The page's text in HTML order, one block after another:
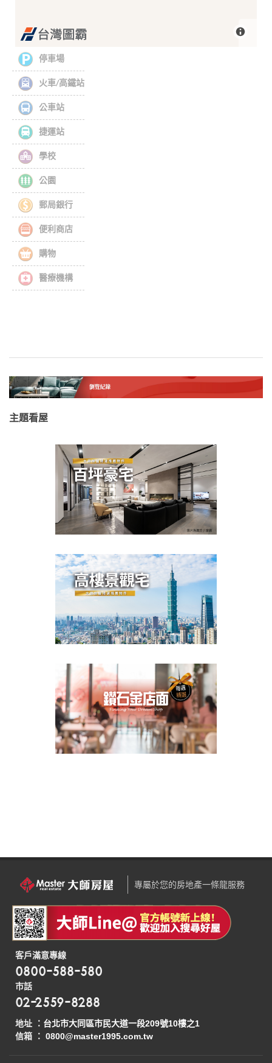
停車場
火車/高鐵站
公車站
捷運站
學校
公園
郵局銀行
便利商店
購物
醫療機構
主題看屋
專屬於您的房地產一條龍服務
客戶滿意專線
0800-588-580
市話
02-2559-8288
地址 ： 台北市大同區市民大道一段209號10樓之1
信箱 ： 0800@master1995.com.tw